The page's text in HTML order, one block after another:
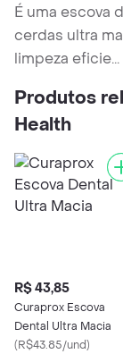
É uma escova
cerdas ultra
limpeza eficie...
Produtos
Health
R$ 43,85
Curaprox Escova
Dental Ultra Macia
(R$43.85/und)